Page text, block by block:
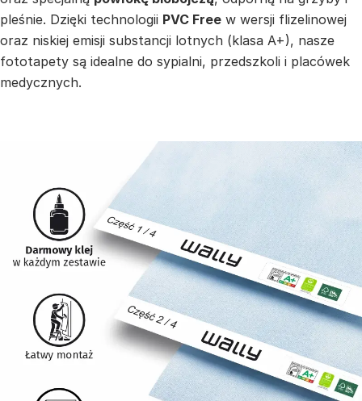
pleśnie. Dzięki technologii PVC Free w wersji flizelinowej
oraz niskiej emisji substancji lotnych (klasa A+), nasze
fototapety są idealne do sypialni, przedszkoli i placówek
medycznych.